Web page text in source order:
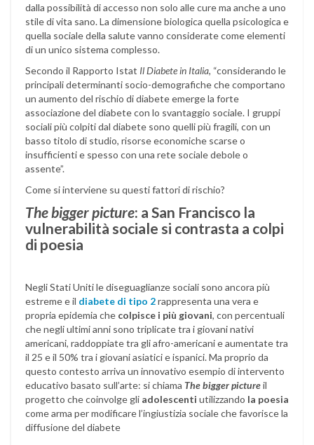
dalla possibilità di accesso non solo alle cure ma anche a uno
stile di vita sano. La dimensione biologica quella psicologica e
quella sociale della salute vanno considerate come elementi
di un unico sistema complesso.
Secondo il Rapporto Istat Il Diabete in Italia, “considerando le
principali determinanti socio-demografiche che comportano
un aumento del rischio di diabete emerge la forte
associazione del diabete con lo svantaggio sociale. I gruppi
sociali più colpiti dal diabete sono quelli più fragili, con un
basso titolo di studio, risorse economiche scarse o
insufficienti e spesso con una rete sociale debole o
assente”.
Come si interviene su questi fattori di rischio?
The bigger picture: a San Francisco la
vulnerabilità sociale si contrasta a colpi
di poesia
Negli Stati Uniti le diseguaglianze sociali sono ancora più
estreme e il diabete di tipo 2rappresenta una vera e
propria epidemia che colpisce i più giovani, con percentuali
che negli ultimi anni sono triplicate tra i giovani nativi
americani, raddoppiate tra gli afro-americani e aumentate tra
il 25 e il 50% tra i giovani asiatici e ispanici. Ma proprio da
questo contesto arriva un innovativo esempio di intervento
educativo basato sull’arte: si chiama The bigger pictureil
progetto che coinvolge gli adolescenti utilizzando la poesia
come arma per modificare l’ingiustizia sociale che favorisce la
diffusione del diabete